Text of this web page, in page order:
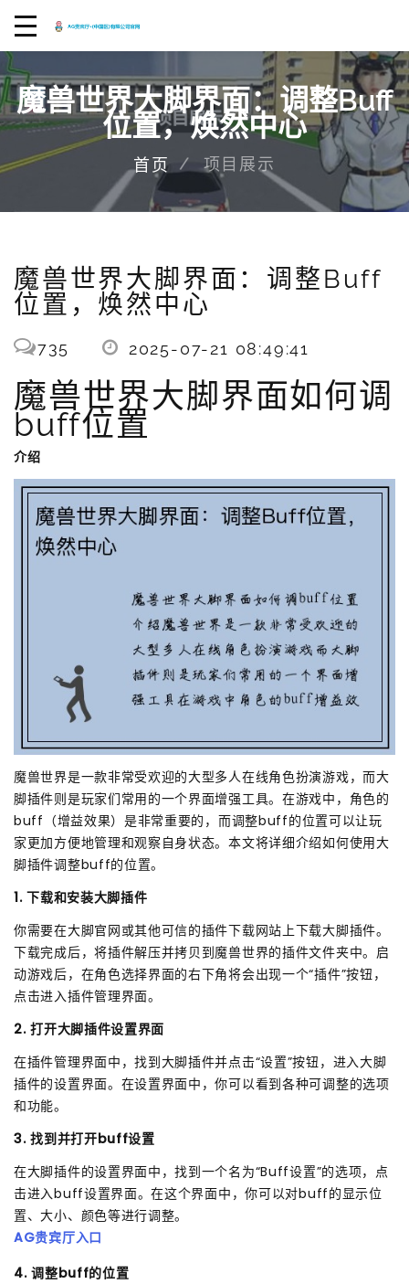
魔兽世界大脚界面：调整Buff
位置，焕然中心
首页 项目展示
魔兽世界大脚界面：调整Buff
位置，焕然中心
735 2025-07-21 08:49:41
魔兽世界大脚界面如何调
buff位置
介绍
魔兽世界是一款非常受欢迎的大型多人在线角色扮演游戏，而大
脚插件则是玩家们常用的一个界面增强工具。在游戏中，角色的
buff（增益效果）是非常重要的，而调整buff的位置可以让玩
家更加方便地管理和观察自身状态。本文将详细介绍如何使用大
脚插件调整buff的位置。
1. 下载和安装大脚插件
你需要在大脚官网或其他可信的插件下载网站上下载大脚插件。
下载完成后，将插件解压并拷贝到魔兽世界的插件文件夹中。启
动游戏后，在角色选择界面的右下角将会出现一个“插件”按钮，
点击进入插件管理界面。
2. 打开大脚插件设置界面
在插件管理界面中，找到大脚插件并点击“设置”按钮，进入大脚
插件的设置界面。在设置界面中，你可以看到各种可调整的选项
和功能。
3. 找到并打开buff设置
在大脚插件的设置界面中，找到一个名为“Buff设置”的选项，点
击进入buff设置界面。在这个界面中，你可以对buff的显示位
置、大小、颜色等进行调整。
AG贵宾厅入口
4. 调整buff的位置